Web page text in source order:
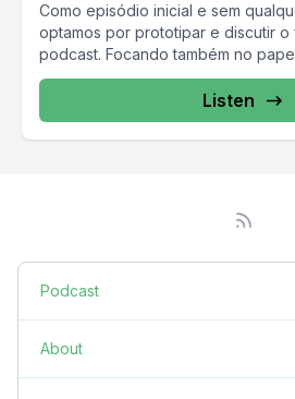
Como episódio inicial e sem
optamos por prototipar e discutir
podcast. Focando também no
Listen
Podcast
About